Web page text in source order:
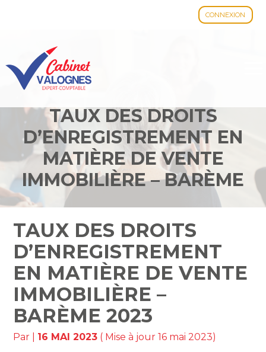
CONNEXION
Aller
contenu
TAUX DES DROITS
D’ENREGISTREMENT EN
MATIÈRE DE VENTE
IMMOBILIÈRE – BARÈME
TAUX DES DROITS
D’ENREGISTREMENT
EN MATIÈRE DE VENTE
IMMOBILIÈRE –
BARÈME 2023
Par 16 MAI 2023 ( Mise à jour 16 mai 2023)